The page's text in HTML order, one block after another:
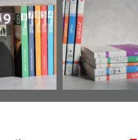
للوثائق البريطانية
يقدمه «مركز أوال»
في سلسلة من 5
كتب
تصدر
الساحات 2019